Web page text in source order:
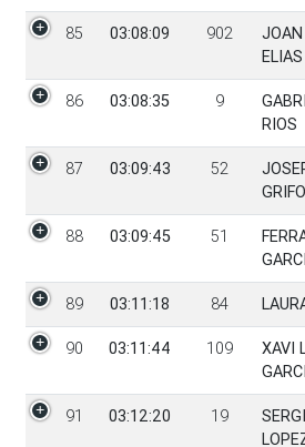
85 03:08:09 902
ELIAS
86 03:08:35 9
RIOS
87 03:09:43 52
88 03:09:45 51
89 03:11:18 84
90 03:11:44 109
XAVI
91 03:12:20 19